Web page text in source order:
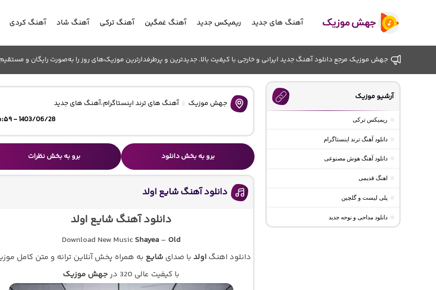
آهنگ های جدید ریمیکس جدید آهنگ غمگین آهنگ ترکی آهنگ شاد آهنگ کردی
جهش موزیک مرجع دانلود آهنگ جدید ایرانی و خارجی با کیفیت بالا. جدیدترین و پرطرفدارترین موزیک‌های روز را به‌صورت رایگان و
جهش موزیک آهنگ های ترند اینستاگرام،آهنگ های جدید
1403/06/28 - ۱۵:۵۹
برو به بخش دانلود برو به بخش نظرات
دانلود آهنگ شایع اولد
دانلود آهنگ شایع اولد
Download New Music Shayea – Old
دانلود اهنگاولد با صدای شایع به همراه پخش آنلاین ترانه و متن کامل
با کیفیت عالی 320 در
جهش موزیک
آرشیو موزیک
ریمیکس ترکی
دانلود آهنگ ترند اینستاگرام
دانلود آهنگ هوش مصنوعی
اهنگ قدیمی
پلی لیست و گلچین
دانلود مداحی و نوحه جدید